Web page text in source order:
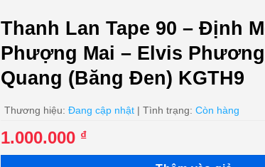
Thanh Lan Tape 90 – Định
Phượng Mai – Elvis
Quang (Băng Đen) KGTH9
Thương hiệu: Đang cập nhật | Tình trạng: Còn hàng
1.000.000 ₫